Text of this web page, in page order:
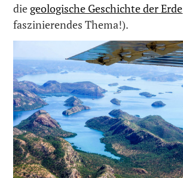
die geologische Geschichte der Erde
faszinierendes Thema!).